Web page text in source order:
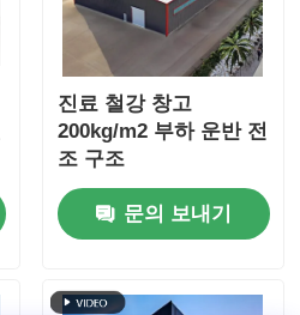
진료 철강 창고
200kg/m2 부하 운반 전
조 구조
문의 보내기